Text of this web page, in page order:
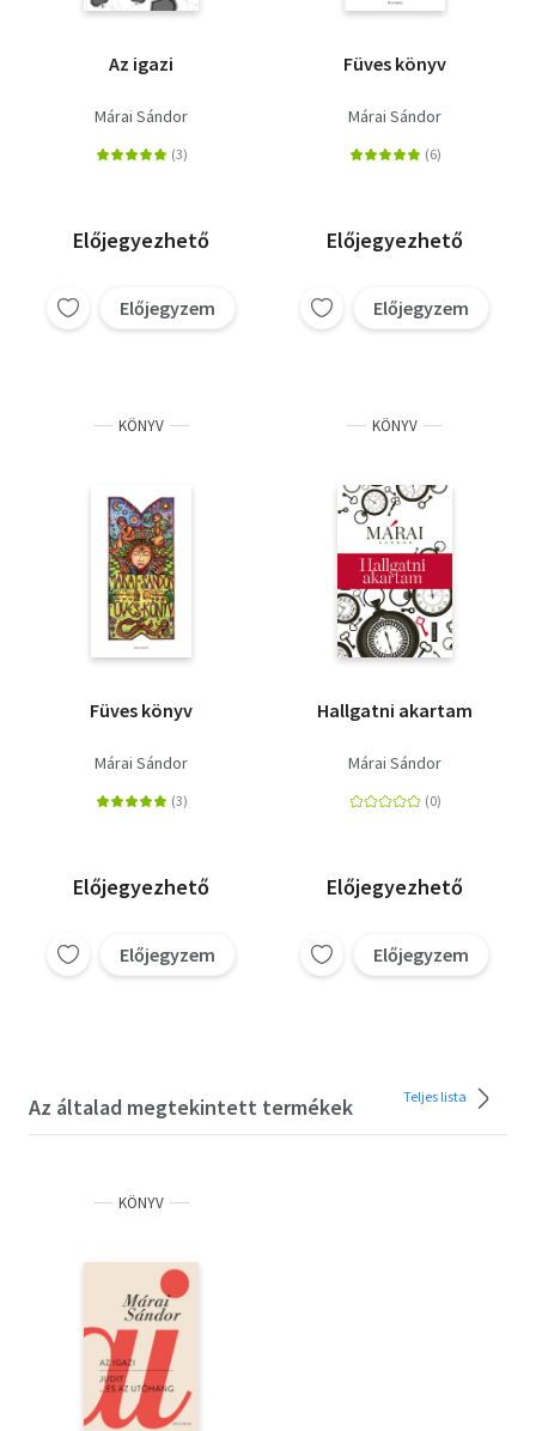
Az igazi
Márai Sándor
Előjegyezhető
Előjegyzem
Füves könyv
Márai Sándor
Előjegyezhető
Előjegyzem
KÖNYV
Füves könyv
Márai Sándor
Előjegyezhető
Előjegyzem
KÖNYV
Hallgatni akartam
Márai Sándor
Előjegyezhető
Előjegyzem
Az általad megtekintett termékek Teljes lista
KÖNYV